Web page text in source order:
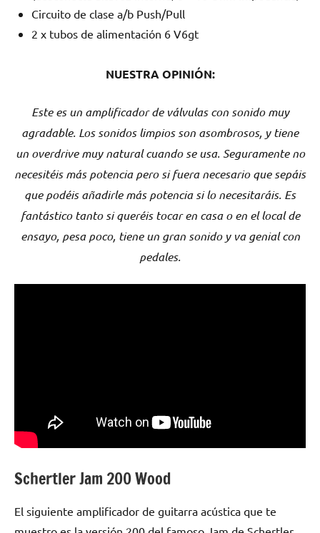
Circuito de clase a/b Push/Pull
2 x tubos de alimentación 6 V6gt
NUESTRA OPINIÓN:
Este es un amplificador de válvulas con sonido muy
agradable. Los sonidos limpios son asombrosos, y tiene
un overdrive muy natural cuando se usa. Seguramente no
necesitéis más potencia pero si fuera necesario que sepáis
que podéis añadirle más potencia si lo necesitaráis. Es
fantástico tanto si queréis tocar en casa o en el local de
ensayo, pesa poco, tiene un gran sonido y va genial con
pedales.
Schertler Jam 200 Wood
El siguiente amplificador de guitarra acústica que te